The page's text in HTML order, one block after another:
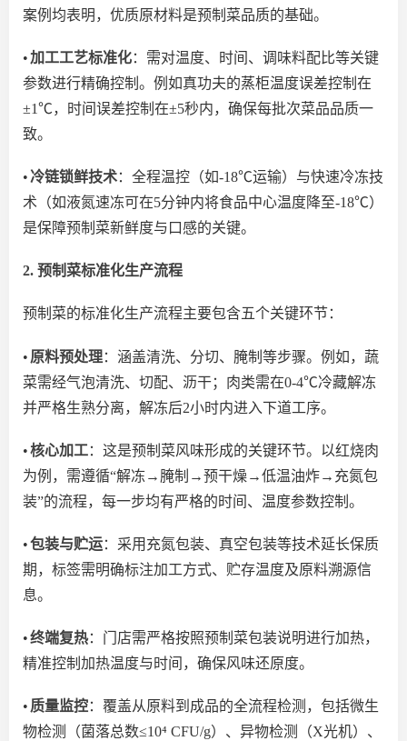
案例均表明，优质原材料是预制菜品质的基础。
•加工工艺标准化：需对温度、时间、调味料配比等关键
参数进行精确控制。例如真功夫的蒸柜温度误差控制在
±1℃，时间误差控制在±5秒内，确保每批次菜品品质一
致。
• 冷链锁鲜技术：全程温控（如-18℃运输）与快速冷冻技
术（如液氮速冻可在5分钟内将食品中心温度降至-18℃）
是保障预制菜新鲜度与口感的关键。
2. 预制菜标准化生产流程
预制菜的标准化生产流程主要包含五个关键环节：
• 原料预处理：涵盖清洗、分切、腌制等步骤。例如，蔬
菜需经气泡清洗、切配、沥干；肉类需在0-4℃冷藏解冻
并严格生熟分离，解冻后2小时内进入下道工序。
•核心加工：这是预制菜风味形成的关键环节。以红烧肉
为例，需遵循“解冻→腌制→预干燥→低温油炸→充氮包
装”的流程，每一步均有严格的时间、温度参数控制。
•包装与贮运： 采用 充氮包装、真空包装等技术延长保质
期，标签需明确标注加工方式、贮存温度及原料溯源信
息。
•终端复热：门店需严格按照预制菜包装说明进行加热，
精准控制加热温度与时间，确保风味还原度。
• 质量监控： 覆盖从原料到成品的全流程检测， 包括微生
物检测（菌落总数≤10⁴ CFU/g）、异物检测（X光机）、